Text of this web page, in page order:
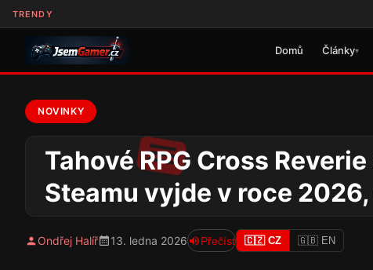
TRENDY
Domů Články▾
NOVINKY
Tahové RPG Cross
Steamu vyjde v roce
Ondřej Halíř 13. ledna 2026 Přečíst 🇨🇿 CZ 🇬🇧 EN